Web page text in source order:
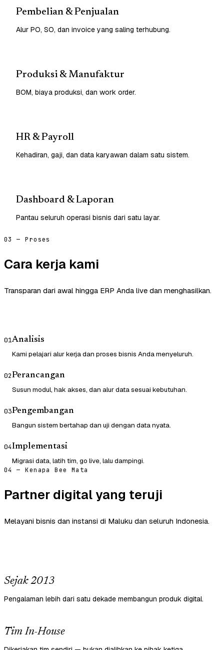
Pembelian & Penjualan
Alur PO, SO, dan invoice yang saling terhubung.
Produksi & Manufaktur
BOM, biaya produksi, dan work order.
HR & Payroll
Kehadiran, gaji, dan data karyawan dalam satu sistem.
Dashboard & Laporan
Pantau seluruh operasi bisnis dari satu layar.
03 — Proses
Cara kerja kami
Transparan dari awal hingga ERP Anda live dan menghasilkan.
01Analisis
Kami pelajari alur kerja dan proses bisnis Anda menyeluruh.
02Perancangan
Susun modul, hak akses, dan alur data sesuai kebutuhan.
03Pengembangan
Bangun sistem bertahap dan uji dengan data nyata.
04Implementasi
Migrasi data, latih tim, go live, lalu dampingi.
04 — Kenapa Bee Mata
Partner digital yang teruji
Melayani bisnis dan instansi di Maluku dan seluruh Indonesia.
Sejak 2013
Pengalaman lebih dari satu dekade membangun produk digital.
Tim In-House